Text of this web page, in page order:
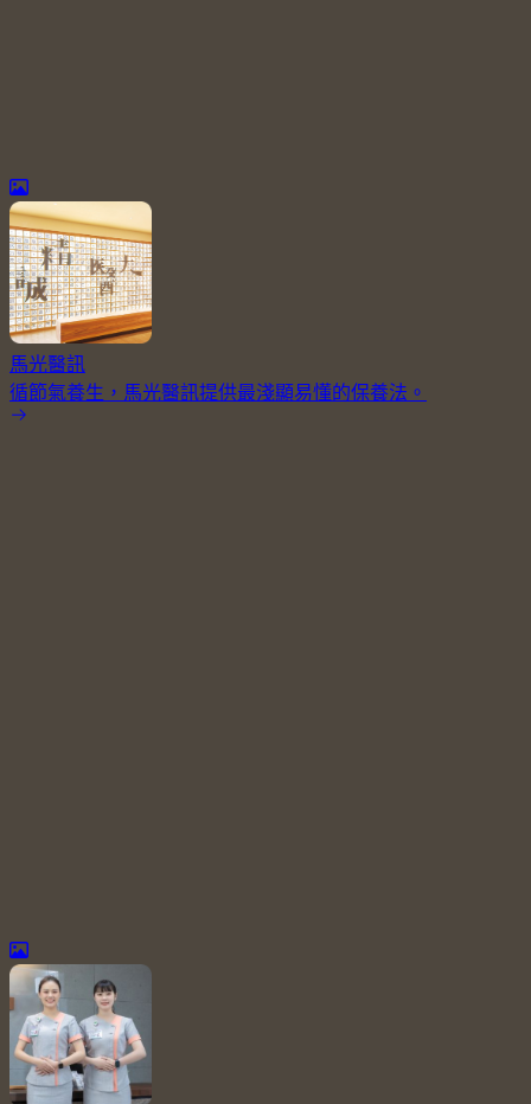
馬光醫訊
循節氣養生，馬光醫訊提供最淺顯易懂的保養法。